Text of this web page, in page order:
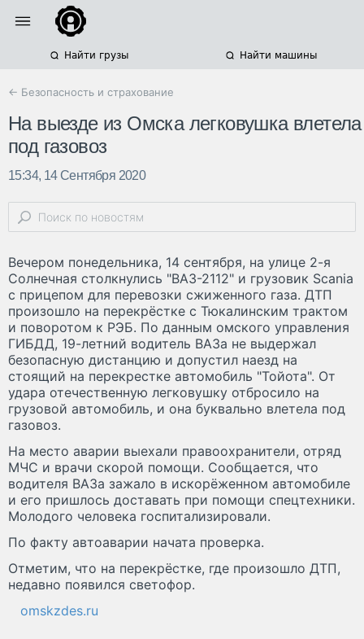
Найти грузы Найти машины
← Безопасность и страхование
На выезде из Омска легковушка влетела
под газовоз
15:34, 14 Сентября 2020
Вечером понедельника, 14 сентября, на улице 2-я
Солнечная столкнулись "ВАЗ-2112" и грузовик Scania
с прицепом для перевозки сжиженного газа. ДТП
произошло на перекрёстке с Тюкалинским трактом
и поворотом к РЭБ. По данным омского управления
ГИБДД, 19-летний водитель ВАЗа не выдержал
безопасную дистанцию и допустил наезд на
стоящий на перекрестке автомобиль "Тойота". От
удара отечественную легковушку отбросило на
грузовой автомобиль, и она буквально влетела под
газовоз.
На место аварии выехали правоохранители, отряд
МЧС и врачи скорой помощи. Сообщается, что
водителя ВАЗа зажало в искорёженном автомобиле
и его пришлось доставать при помощи спецтехники.
Молодого человека госпитализировали.
По факту автоаварии начата проверка.
Отметим, что на перекрёстке, где произошло ДТП,
недавно появился светофор.
omskzdes.ru